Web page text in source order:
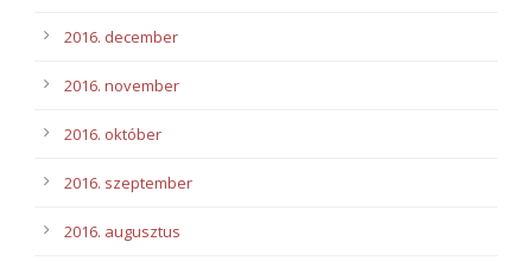
2016. december
2016. november
2016. október
2016. szeptember
2016. augusztus